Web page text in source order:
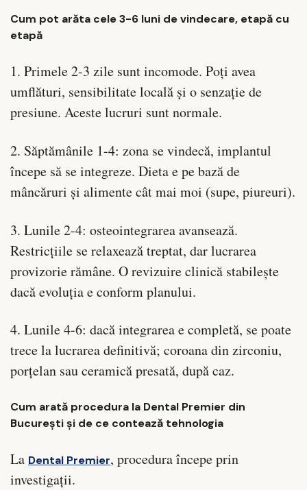
Cum pot arăta cele 3-6 luni de vindecare, etapă cu
etapă
1. Primele 2-3 zile sunt incomode. Poți avea
umflături, sensibilitate locală și o senzație de
presiune. Aceste lucruri sunt normale.
2. Săptămânile 1-4: zona se vindecă, implantul
începe să se integreze. Dieta e pe bază de
mâncăruri și alimente cât mai moi (supe, piureuri).
3. Lunile 2-4: osteointegrarea avansează.
Restricțiile se relaxează treptat, dar lucrarea
provizorie rămâne. O revizuire clinică stabilește
dacă evoluția e conform planului.
4. Lunile 4-6: dacă integrarea e completă, se poate
trece la lucrarea definitivă; coroana din zirconiu,
porțelan sau ceramică presată, după caz.
Cum arată procedura la Dental Premier din
București și de ce contează tehnologia
La Dental Premier, procedura începe prin
investigații.